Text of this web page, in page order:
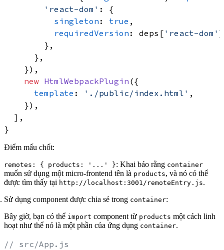
'react-dom' : {
singleton : true ,
requiredVersion : deps[ 'react-dom'
        },
      },
    }),
new HtmlWebpackPlugin ({
template : './public/index.html' ,
    }),
  ],
Điểm mấu chốt:
remotes: { products: '...' }: Khai báo rằng container
muốn sử dụng một micro-frontend tên là products, và nó có thể
được tìm thấy tại http://localhost:3001/remoteEntry.js.
Sử dụng component được chia sẻ trong container:
Bây giờ, bạn có thể import component từ products một cách linh
hoạt như thể nó là một phần của ứng dụng container.
// src/App.js